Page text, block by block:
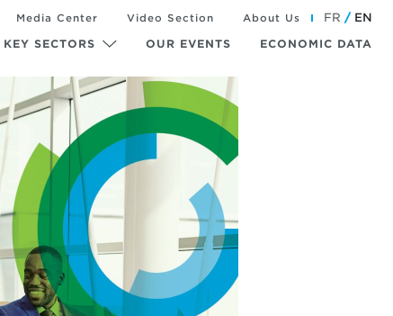
KEY SECTORS OUR EVENTS ECONOMIC DATA
Media Center Video Section About Us FR EN